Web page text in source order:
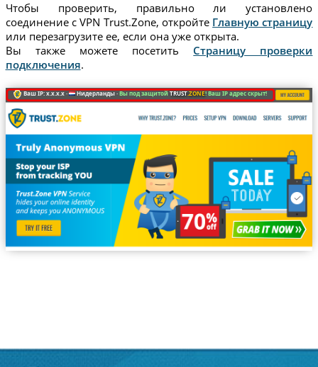
Чтобы проверить, правильно ли установлено
соединение с VPN Trust.Zone, откройте Главную страницу
или перезагрузите ее, если она уже открыта.
Вы также можете посетить Страницу проверки
подключения.
Ваш IP: x.x.x.x · Нидерланды ·Вы под защитойTRUST.ZONE! Ваш IP адрес скрыт!